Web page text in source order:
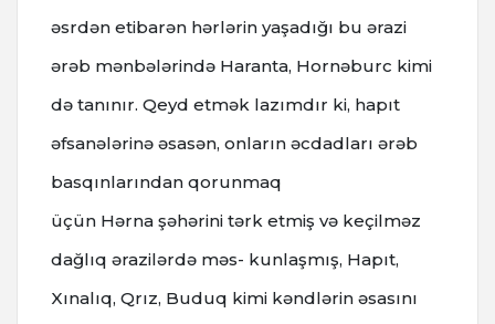
əsrdən etibarən hərlərin yaşadığı bu ərazi
ərəb mənbələrində Haranta, Hornəburc kimi
də tanınır. Qeyd etmək lazımdır ki, hapıt
əfsanələrinə əsasən, onların əcdadları ərəb
basqınlarından qorunmaq
üçün Hərna şəhərini tərk etmiş və keçilməz
dağlıq ərazilərdə məs- kunlaşmış, Hapıt,
Xınalıq, Qrız, Buduq kimi kəndlərin əsasını